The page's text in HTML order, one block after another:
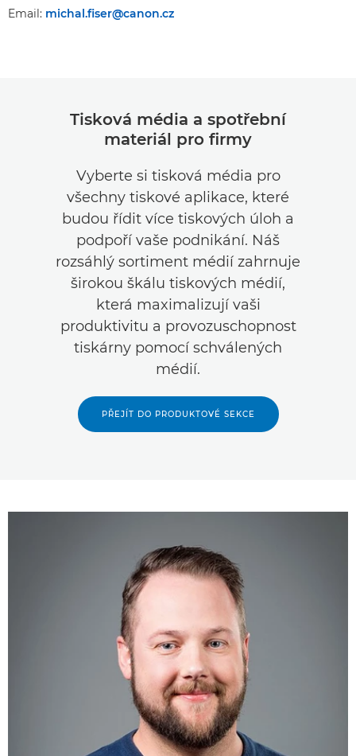
Email: michal.fiser@canon.cz
Tisková média a spotřební
materiál pro firmy
Vyberte si tisková média pro
všechny tiskové aplikace, které
budou řídit více tiskových úloh a
podpoří vaše podnikání. Náš
rozsáhlý sortiment médií zahrnuje
širokou škálu tiskových médií,
která maximalizují vaši
produktivitu a provozuschopnost
tiskárny pomocí schválených
médií.
PŘEJÍT DO PRODUKTOVÉ SEKCE